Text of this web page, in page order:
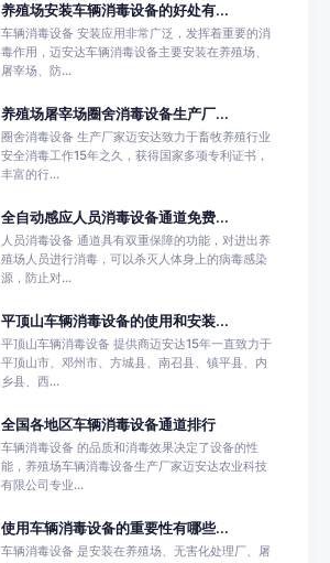
养殖场安装车辆消毒设备的好处有...
车辆消毒设备 安装应用非常广泛，发挥着重要的消
毒作用，迈安达车辆消毒设备主要安装在养殖场、
屠宰场、防...
养殖场屠宰场圈舍消毒设备生产厂...
圈舍消毒设备 生产厂家迈安达致力于畜牧养殖行业
安全消毒工作15年之久，获得国家多项专利证书，
丰富的行...
全自动感应人员消毒设备通道免费...
人员消毒设备 通道具有双重保障的功能，对进出养
殖场人员进行消毒，可以杀灭人体身上的病毒感染
源，防止对...
平顶山车辆消毒设备的使用和安装...
平顶山车辆消毒设备 提供商迈安达15年一直致力于
平顶山市、邓州市、方城县、南召县、镇平县、内
乡县、西...
全国各地区车辆消毒设备通道排行
车辆消毒设备 的品质和消毒效果决定了设备的性
能，养殖场车辆消毒设备生产厂家迈安达农业科技
有限公司专业...
使用车辆消毒设备的重要性有哪些...
车辆消毒设备 是安装在养殖场、无害化处理厂、屠